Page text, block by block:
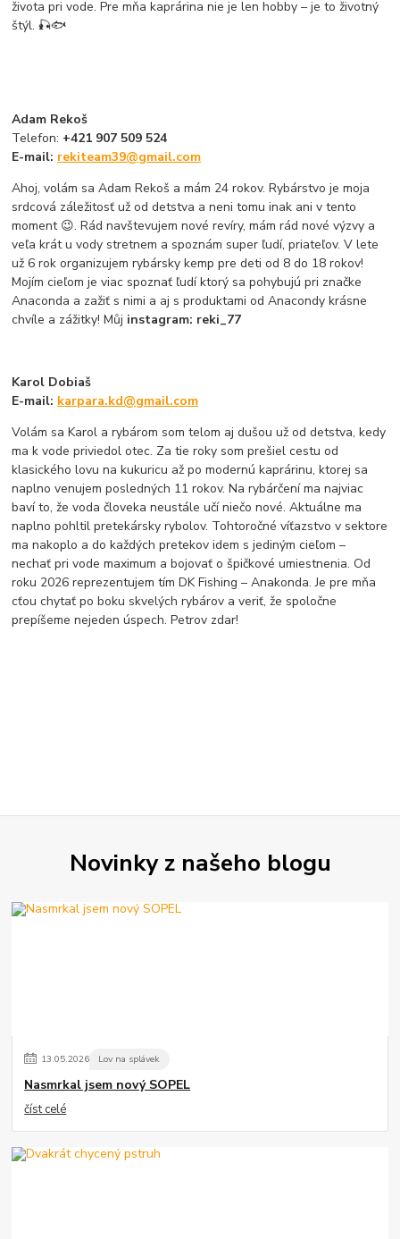
života pri vode. Pre mňa kaprárina nie je len hobby – je to životný
štýl. 🎣🐟
Adam Rekoš
Telefon: +421 907 509 524
E-mail: rekiteam39@gmail.com
Ahoj, volám sa Adam Rekoš a mám 24 rokov. Rybárstvo je moja
srdcová záležitosť už od detstva a neni tomu inak ani v tento
moment 😉. Rád navštevujem nové revíry, mám rád nové výzvy a
veľa krát u vody stretnem a spoznám super ľudí, priateľov. V lete
už 6 rok organizujem rybársky kemp pre deti od 8 do 18 rokov!
Mojím cieľom je viac spoznať ľudí ktorý sa pohybujú pri značke
Anaconda a zažiť s nimi a aj s produktami od Anacondy krásne
chvíle a zážitky! Můj instagram: reki_77
Karol Dobiaš
E-mail: karpara.kd@gmail.com
Volám sa Karol a rybárom som telom aj dušou už od detstva, kedy
ma k vode priviedol otec. Za tie roky som prešiel cestu od
klasického lovu na kukuricu až po modernú kaprárinu, ktorej sa
naplno venujem posledných 11 rokov. Na rybárčení ma najviac
baví to, že voda človeka neustále učí niečo nové. Aktuálne ma
naplno pohltil pretekársky rybolov. Tohtoročné víťazstvo v sektore
ma nakoplo a do každých pretekov idem s jediným cieľom –
nechať pri vode maximum a bojovať o špičkové umiestnenia. Od
roku 2026 reprezentujem tím DK Fishing – Anakonda. Je pre mňa
cťou chytať po boku skvelých rybárov a veriť, že spoločne
prepíšeme nejeden úspech. Petrov zdar!
Novinky z našeho blogu
13.05.2026 Lov na splávek
Nasmrkal jsem nový SOPEL
číst celé